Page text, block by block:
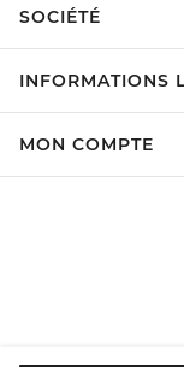
SOCIÉTÉ
INFORMATIONS
MON COMPTE